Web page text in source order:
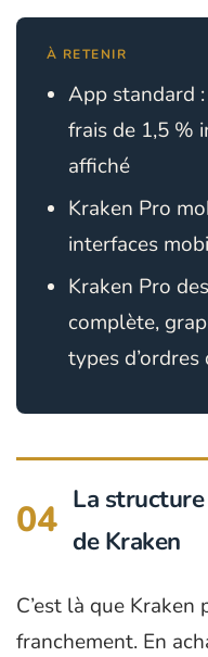
À RETENIR
App standard
frais de 1,5 %
affiché
Kraken Pro
interfaces
Kraken Pro
complète,
types
04 La
de Kraken
C’est là que Kraken
franchement. En